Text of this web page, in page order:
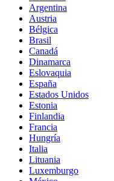
Argentina
Austria
Bélgica
Brasil
Canadá
Dinamarca
Eslovaquia
España
Estados Unidos
Estonia
Finlandia
Francia
Hungría
Italia
Lituania
Luxemburgo